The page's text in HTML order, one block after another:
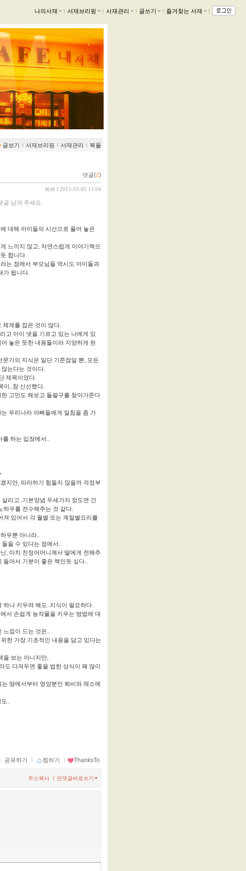
나의서재 ｌ 서재브리핑 ｌ 서재관리 ｌ 글쓰기 ｌ 즐겨찾는 서재 ｌ
글보기 ｌ 서재브리핑 ｌ 서재관리 ｌ 북플
댓글(2)
뵈뵈 l 2013-03-05 11:04
글 남겨 주세요.
대해 아이들의 시선으로 풀어 놓은
느끼지 않고, 자연스럽게 이야기책으
합니다.
는 점에서 부모님들 역시도 아이들과
가 됩니다.
체계를 잡은 것이 많다.
고 아이 넷을 기르고 있는 나에게 있
놓은 듯한 내용들이라 지양하게 된
가의 지식은 일단 기준점일 뿐, 모든
는다는 것이다.
제목이였다.
이..참 신선했다.
고민도 해보고 돌팔구를 찾아가준다
우리나라 아빠들에게 일침을 좀 가
를 하는 입장에서..
지만, 따라하기 힘들지 않을까 걱정부
리고..기본양념 두세가지 정도면 간
하우를 전수해주는 것 같다.
있어서 각 월별 또는 계절별요리를
우뿐 아니라..
을 수 있다는 점에서..
, 마치 친정어머니께서 딸에게 전해주
들어서 기분이 좋은 책인듯 싶다..
하나 키우려 해도..지식이 필요하다.
서 손쉽게 농작물을 키우는 방법에 대
느낌이 드는 것은..
한 가장 기초적인 내용을 담고 있다는
을 보는 아니지만,
도 다져두면 좋을 법한 상식이 꽤 많이
땅에서부터 영양분인 퇴비와 채소에
도..
ｌ 공유하기 ｌ 찜하기 ｌ ThanksTo
먼댓글바로쓰기
주소복사